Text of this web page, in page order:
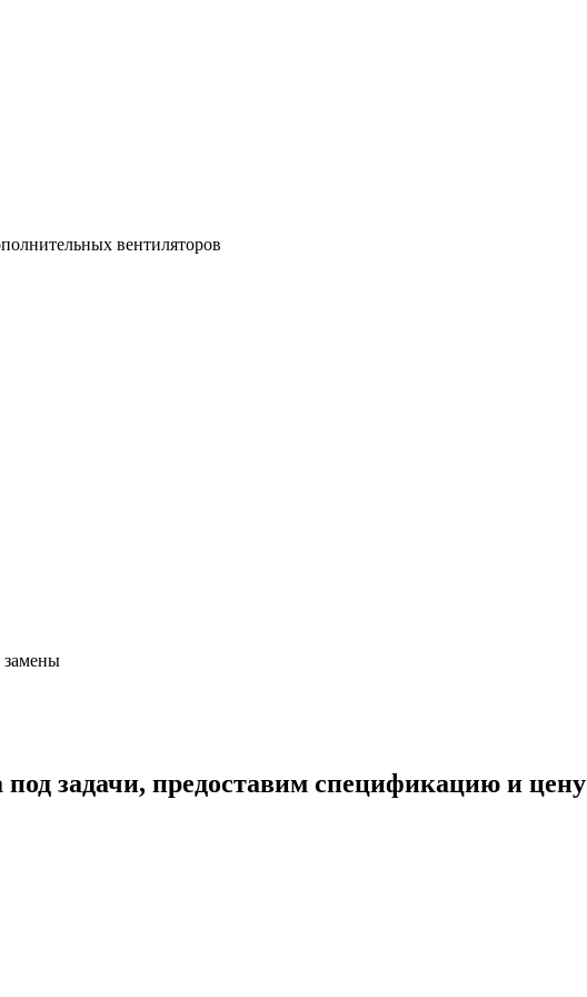
вентиляторов
замены
задачи, предоставим спецификацию и цену